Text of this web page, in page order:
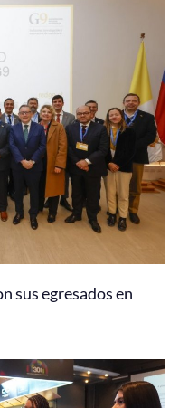
sus egresados en